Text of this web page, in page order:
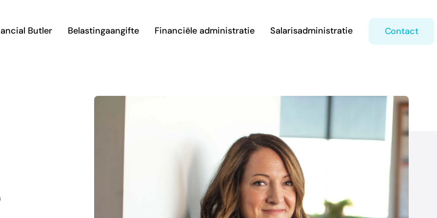
Butler Belastingaangifte Financiële administratie Salarisadministratie Contact